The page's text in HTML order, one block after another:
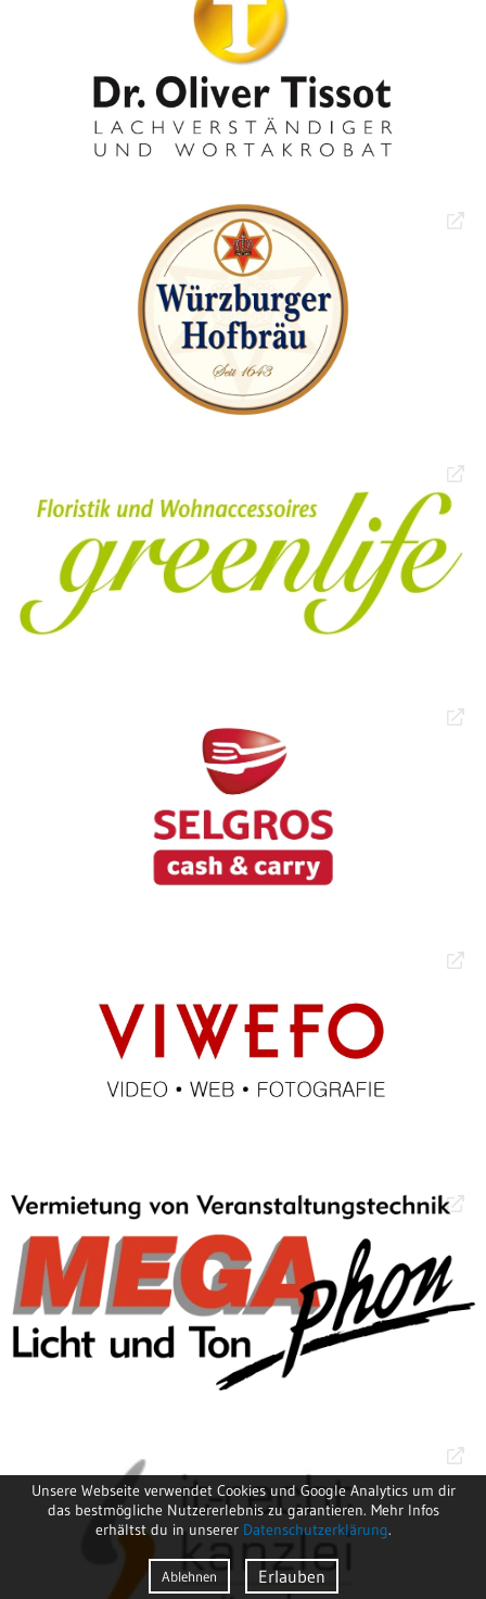
Unsere Webseite verwendet Cookies und Google Analytics um dir
das bestmögliche Nutzererlebnis zu garantieren. Mehr Infos
erhältst du in unserer Datenschutzerklärung.
Ablehnen Erlauben